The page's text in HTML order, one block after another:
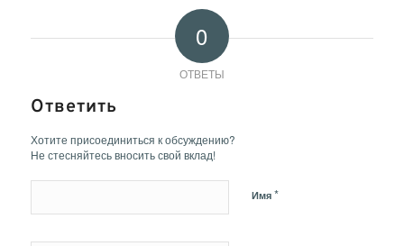
0
ОТВЕТЫ
Ответить
Хотите присоединиться к обсуждению?
Не стесняйтесь вносить свой вклад!
Имя *